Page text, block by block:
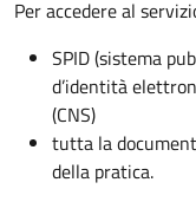
Per accedere al
SPID (sistema
d’identità
(CNS)
tutta la
della pratica.